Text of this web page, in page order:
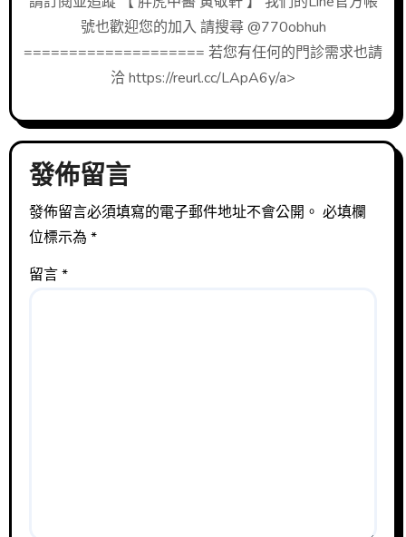
號也歡迎您的加入 請搜尋 @770obhuh
==================== 若您有任何的門診需求也請
洽 https://reurl.cc/LApA6y/a>
發佈留言
發佈留言必須填寫的電子郵件地址不會公開。 必填欄
位標示為*
留言*